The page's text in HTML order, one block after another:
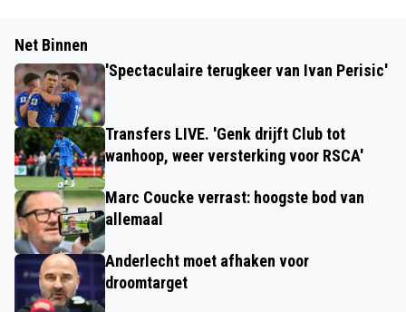
Net Binnen
'Spectaculaire terugkeer van Ivan Perisic'
Transfers LIVE. 'Genk drijft Club tot
wanhoop, weer versterking voor RSCA'
Marc Coucke verrast: hoogste bod van
allemaal
Anderlecht moet afhaken voor
droomtarget